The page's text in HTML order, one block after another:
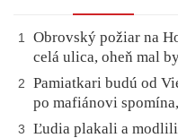
1
Obrovský požiar na
celá ulica, oheň mal
2
Pamiatkari budú od
po mafiánovi
3
Ľudia plakali a